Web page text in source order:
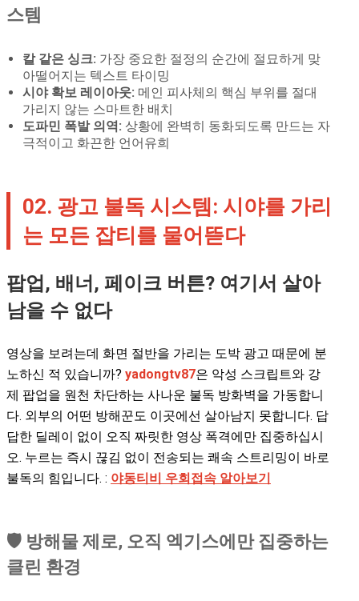
스템
칼 같은 싱크: 가장 중요한 절정의 순간에 절묘하게 맞
아떨어지는 텍스트 타이밍
시야 확보 레이아웃: 메인 피사체의 핵심 부위를 절대
가리지 않는 스마트한 배치
도파민 폭발 의역: 상황에 완벽히 동화되도록 만드는 자
극적이고 화끈한 언어유희
02. 광고 불독 시스템: 시야를 가리
는 모든 잡티를 물어뜯다
팝업, 배너, 페이크 버튼? 여기서 살아
남을 수 없다
영상을 보려는데 화면 절반을 가리는 도박 광고 때문에 분
노하신 적 있습니까? yadongtv87은 악성 스크립트와 강
제 팝업을 원천 차단하는 사나운 불독 방화벽을 가동합니
다. 외부의 어떤 방해꾼도 이곳에선 살아남지 못합니다. 답
답한 딜레이 없이 오직 짜릿한 영상 폭격에만 집중하십시
오. 누르는 즉시 끊김 없이 전송되는 쾌속 스트리밍이 바로
불독의 힘입니다. : 야동티비 우회접속 알아보기
🛡️ 방해물 제로, 오직 엑기스에만 집중하는
클린 환경